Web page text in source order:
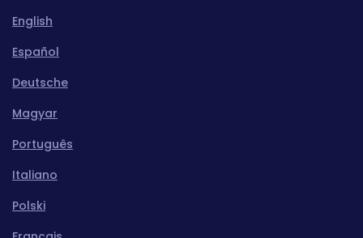
English
Español
Deutsche
Magyar
Português
Italiano
Polski